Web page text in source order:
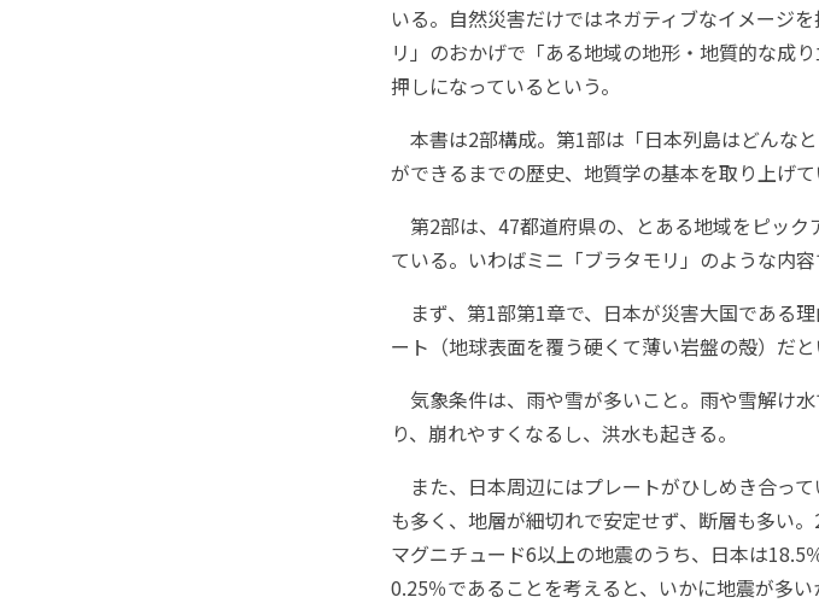
いる。自然災害だけではネガティブなイメージ
リ」のおかげで「ある地域の地形・地質的な成
押しになっているという。
本書は2部構成。第1部は「日本列島はどんな
ができるまでの歴史、地質学の基本を取り上げて
第2部は、47都道府県の、とある地域をピッ
ている。いわばミニ「ブラタモリ」のような内容
まず、第1部第1章で、日本が災害大国である
ート（地球表面を覆う硬くて薄い岩盤の殻）だと
気象条件は、雨や雪が多いこと。雨や雪解け
り、崩れやすくなるし、洪水も起きる。
また、日本周辺にはプレートがひしめき合っ
も多く、地層が細切れで安定せず、断層も多い
マグニチュード6以上の地震のうち、日本は
0.25％であることを考えると、いかに地震が多い